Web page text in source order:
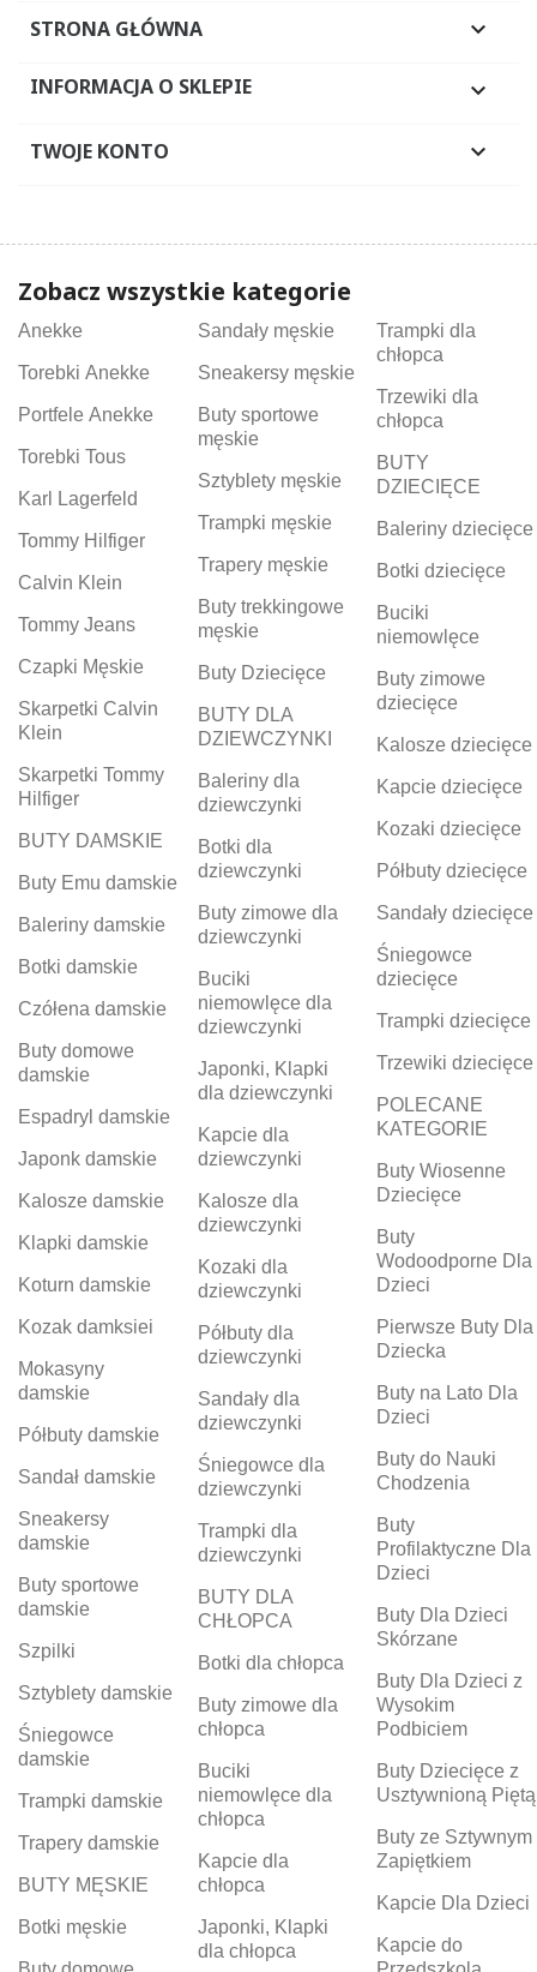
STRONA GŁÓWNA 
INFORMACJA O SKLEPIE 
TWOJE KONTO 
Zobacz wszystkie kategorie
Anekke
Torebki Anekke
Portfele Anekke
Torebki Tous
Karl Lagerfeld
Tommy Hilfiger
Calvin Klein
Tommy Jeans
Czapki Męskie
Skarpetki Calvin
Klein
Skarpetki Tommy
Hilfiger
BUTY DAMSKIE
Buty Emu damskie
Baleriny damskie
Botki damskie
Czółena damskie
Buty domowe
damskie
Espadryl damskie
Japonk damskie
Kalosze damskie
Klapki damskie
Koturn damskie
Kozak damksiei
Mokasyny
damskie
Półbuty damskie
Sandał damskie
Sneakersy
damskie
Buty sportowe
damskie
Szpilki
Sztyblety damskie
Śniegowce
damskie
Trampki damskie
Trapery damskie
BUTY MĘSKIE
Botki męskie
Sandały męskie
Sneakersy męskie
Buty sportowe
męskie
Sztyblety męskie
Trampki męskie
Trapery męskie
Buty trekkingowe
męskie
Buty Dziecięce
BUTY DLA
DZIEWCZYNKI
Baleriny dla
dziewczynki
Botki dla
dziewczynki
Buty zimowe dla
dziewczynki
Buciki
niemowlęce dla
dziewczynki
Japonki, Klapki
dla dziewczynki
Kapcie dla
dziewczynki
Kalosze dla
dziewczynki
Kozaki dla
dziewczynki
Półbuty dla
dziewczynki
Sandały dla
dziewczynki
Śniegowce dla
dziewczynki
Trampki dla
dziewczynki
BUTY DLA
CHŁOPCA
Botki dla chłopca
Buty zimowe dla
chłopca
Buciki
niemowlęce dla
chłopca
Kapcie dla
chłopca
Japonki, Klapki
dla chłopca
Trampki dla
chłopca
Trzewiki dla
chłopca
BUTY
DZIECIĘCE
Baleriny dziecięce
Botki dziecięce
Buciki
niemowlęce
Buty zimowe
dziecięce
Kalosze dziecięce
Kapcie dziecięce
Kozaki dziecięce
Półbuty dziecięce
Sandały dziecięce
Śniegowce
dziecięce
Trampki dziecięce
Trzewiki dziecięce
POLECANE
KATEGORIE
Buty Wiosenne
Dziecięce
Buty
Wodoodporne Dla
Dzieci
Pierwsze Buty Dla
Dziecka
Buty na Lato Dla
Dzieci
Buty do Nauki
Chodzenia
Buty
Profilaktyczne Dla
Dzieci
Buty Dla Dzieci
Skórzane
Buty Dla Dzieci z
Wysokim
Podbiciem
Buty Dziecięce z
Usztywnioną Piętą
Buty ze Sztywnym
Zapiętkiem
Kapcie Dla Dzieci
Kapcie do